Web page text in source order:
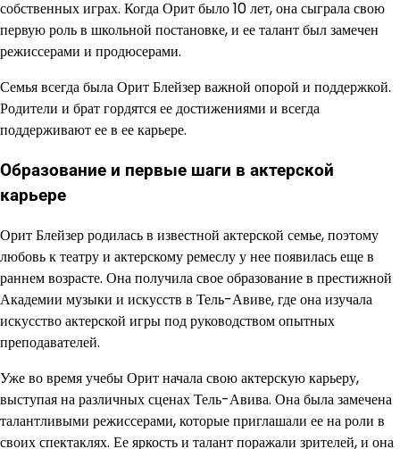
собственных играх. Когда Орит было 10 лет, она сыграла свою
первую роль в школьной постановке, и ее талант был замечен
режиссерами и продюсерами.
Семья всегда была Орит Блейзер важной опорой и поддержкой.
Родители и брат гордятся ее достижениями и всегда
поддерживают ее в ее карьере.
Образование и первые шаги в актерской
карьере
Орит Блейзер родилась в известной актерской семье, поэтому
любовь к театру и актерскому ремеслу у нее появилась еще в
раннем возрасте. Она получила свое образование в престижной
Академии музыки и искусств в Тель-Авиве, где она изучала
искусство актерской игры под руководством опытных
преподавателей.
Уже во время учебы Орит начала свою актерскую карьеру,
выступая на различных сценах Тель-Авива. Она была замечена
талантливыми режиссерами, которые приглашали ее на роли в
своих спектаклях. Ее яркость и талант поражали зрителей, и она